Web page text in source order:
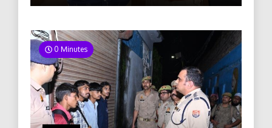
0 Minutes